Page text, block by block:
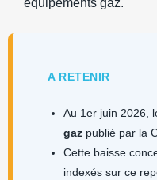
équipements gaz.
A RETENIR
Au 1er juin 2026,
gaz publié par la
Cette baisse
indexés sur ce